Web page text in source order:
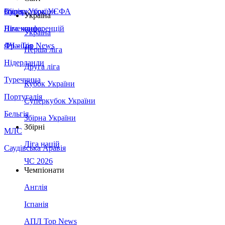
Збірна України
Італія
Німеччина
Франція
Нідерланди
Туреччина
Португалія
Бельгія
МЛС
Саудівська Аравія
Суперкубок УЄФА
Ліга конференцій
ЛЧ - Top News
Україна
Україна
Перша ліга
Друга ліга
Кубок України
Суперкубок України
Збірна України
Збірні
Ліга націй
ЧС 2026
Чемпіонати
Англія
Іспанія
АПЛ Top News